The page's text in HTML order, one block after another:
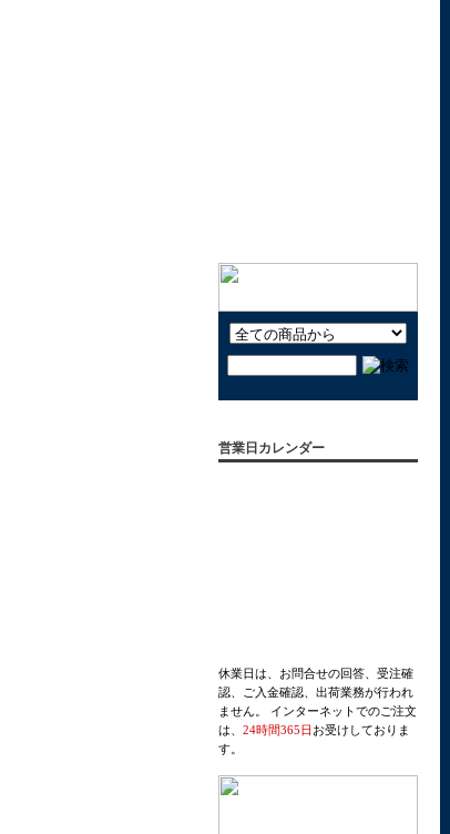
営業日カレンダー
休業日は、お問合せの回答、受注確
認、ご入金確認、出荷業務が行われ
ません。 インターネットでのご注文
は、 24時間365日 お受けしておりま
す。